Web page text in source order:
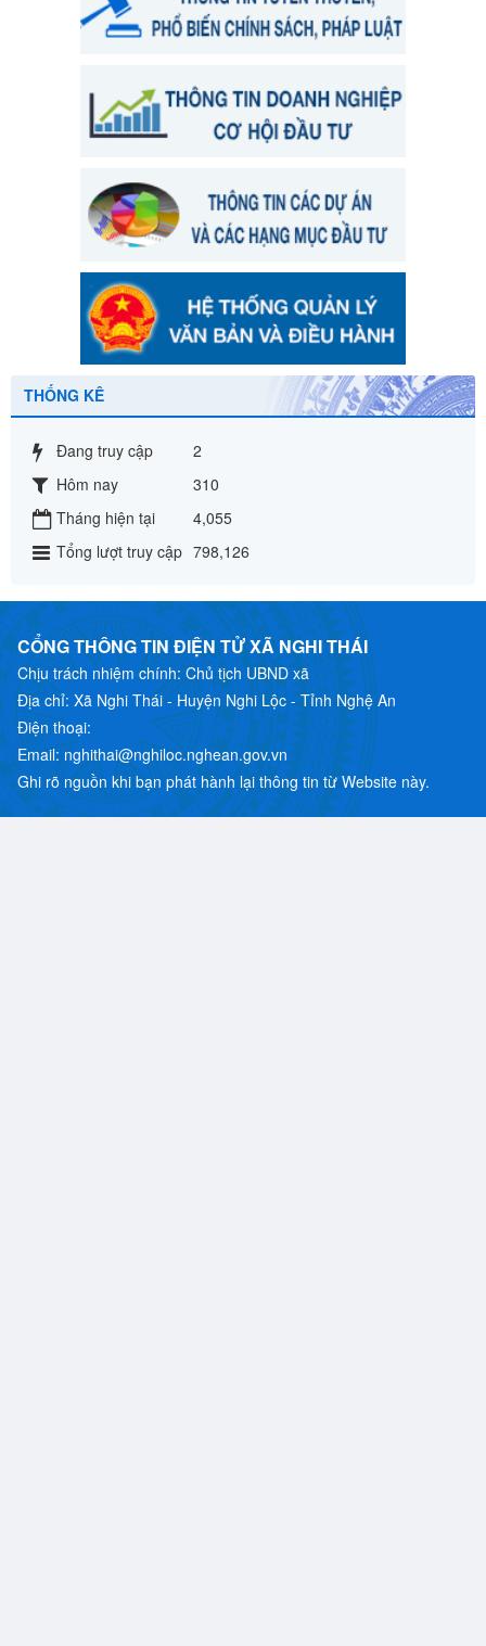
THỐNG KÊ
Đang truy cập
2
Hôm nay
310
Tháng hiện tại
4,055
Tổng lượt truy cập 798,126
CỔNG THÔNG TIN ĐIỆN TỬ XÃ NGHI THÁI
Chịu trách nhiệm chính: Chủ tịch UBND xã
Địa chỉ: Xã Nghi Thái - Huyện Nghi Lộc - Tỉnh Nghệ An
Điện thoại:
Email: nghithai@nghiloc.nghean.gov.vn
Ghi rõ nguồn khi bạn phát hành lại thông tin từ Website này.